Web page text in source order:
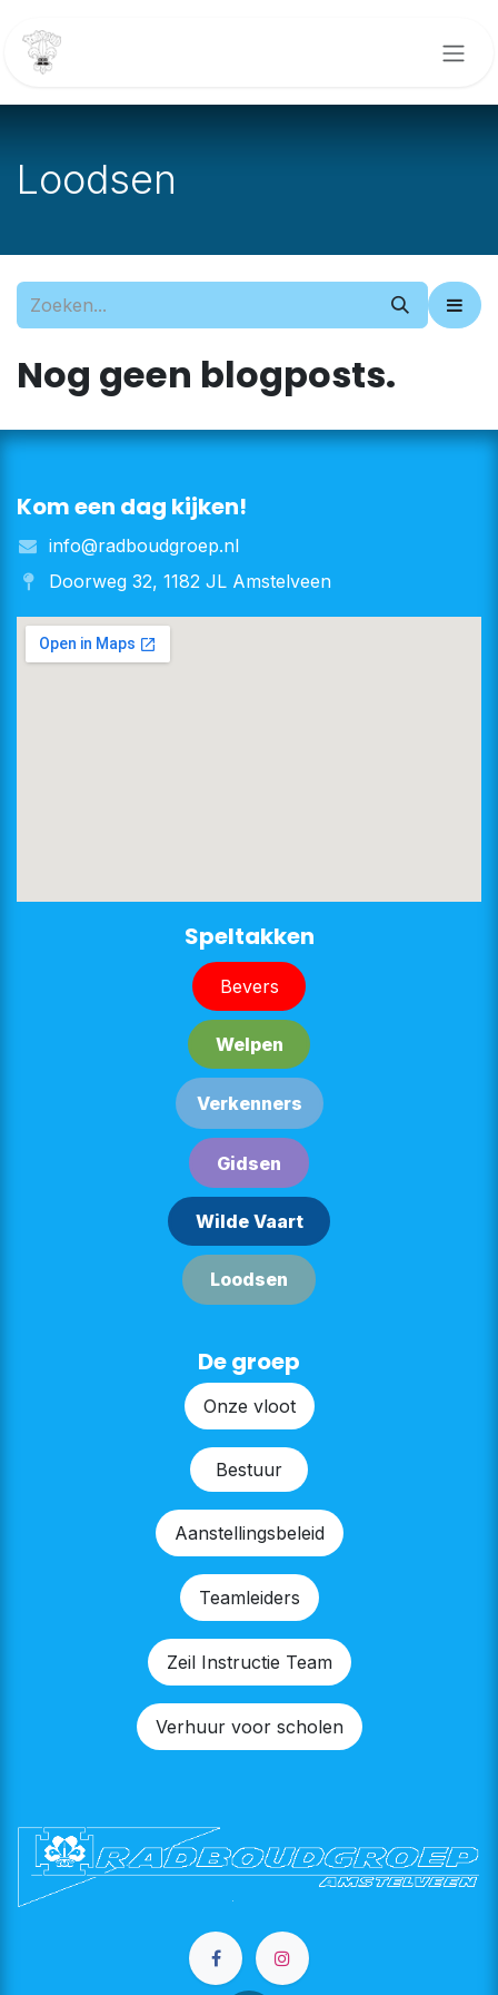
Loodsen
Nog geen blogposts.
Kom een dag kijken!
info@radboudgroep.nl
Doorweg 32, 1182 JL Amstelveen
De groep
Onze v​​loot
Bestu​​ur
Aanstellingsbeleid
Teamleiders
Zeil Instructie Team
Verhuur voor scholen
​​​​Speltakken
Bever​​s
Welpe​​n
Verken​​n​​ers
G​​id​​sen
Wilde Vaart
Lood​​sen​​​​